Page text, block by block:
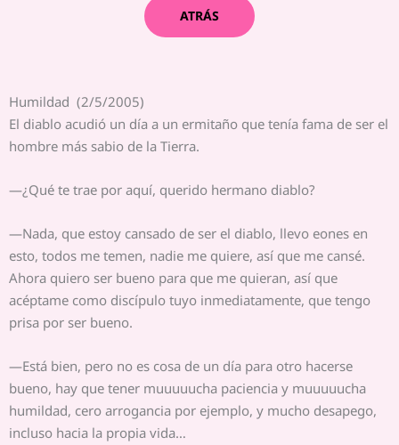
ATRÁS
Humildad (2/5/2005)
El diablo acudió un día a un ermitaño que tenía fama de ser el
hombre más sabio de la Tierra.
—¿Qué te trae por aquí, querido hermano diablo?
—Nada, que estoy cansado de ser el diablo, llevo eones en
esto, todos me temen, nadie me quiere, así que me cansé.
Ahora quiero ser bueno para que me quieran, así que
acéptame como discípulo tuyo inmediatamente, que tengo
prisa por ser bueno.
—Está bien, pero no es cosa de un día para otro hacerse
bueno, hay que tener muuuuucha paciencia y muuuuucha
humildad, cero arrogancia por ejemplo, y mucho desapego,
incluso hacia la propia vida…